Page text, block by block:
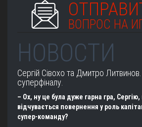
ВОПРОС НА
НОВОСТИ
Сергій Сівохо та Дмитро
суперфіналу.
– Ох, ну це була дуже гарна гра, Сергію,
відчувається повернення у роль
супер-команду?